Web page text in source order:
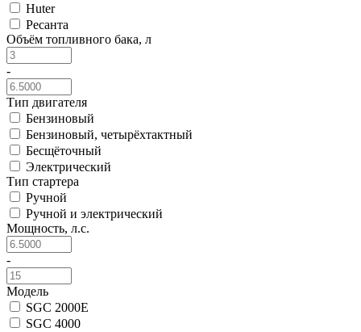
Huter
Ресанта
Объём топливного бака, л
-
Тип двигателя
Бензиновый
Бензиновый, четырёхтактный
Бесщёточный
Электрический
Тип стартера
Ручной
Ручной и электрический
Мощность, л.с.
-
Модель
SGC 2000E
SGC 4000